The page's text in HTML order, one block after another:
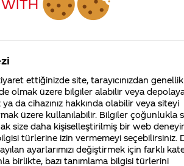
Coca-Cola’yı kim buldu?
üretilmektedir.
izleyebilirsiniz.
Coca-Cola Şirketi
merak ettikleriniz.
Fabrikalarımız,
sertifikalarımız, faaliyet
gösterdiğimiz ülkeler,
tarihçemiz ve daha
ettiğinizde site, tarayıcınızdan
olmak üzere bilgiler alabilir veya
da cihazınız hakkında olabilir veya siteyi
üzere kullanılabilir. Bilgiler çoğunlukla
size daha kişiselleştirilmiş bir web
türlerine izin vermemeyi seçebilirsiniz.
ayarlarımızı değiştirmek için farklı
birlikte, bazı tanımlama bilgisi türlerini